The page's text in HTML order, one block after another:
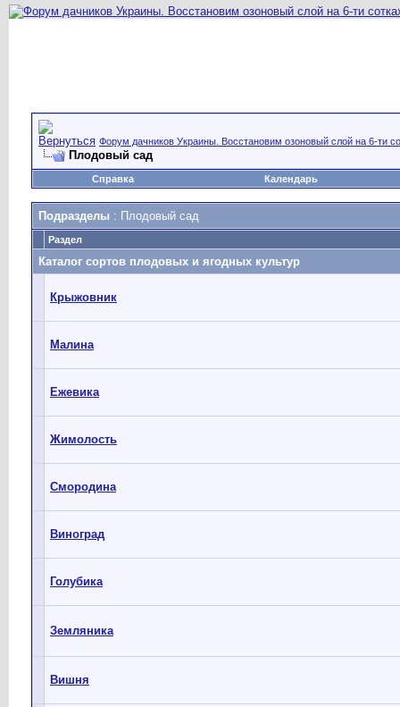
Форум дачников Украины. Восстановим озоновый слой на 6-ти
Плодовый сад
Справка Календарь
Подразделы : Плодовый сад
Раздел
Каталог сортов плодовых и ягодных культур
Крыжовник
Малина
Ежевика
Жимолость
Смородина
Виноград
Голубика
Земляника
Вишня